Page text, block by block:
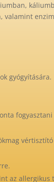
valamint
gyógyítására.
az allergikus